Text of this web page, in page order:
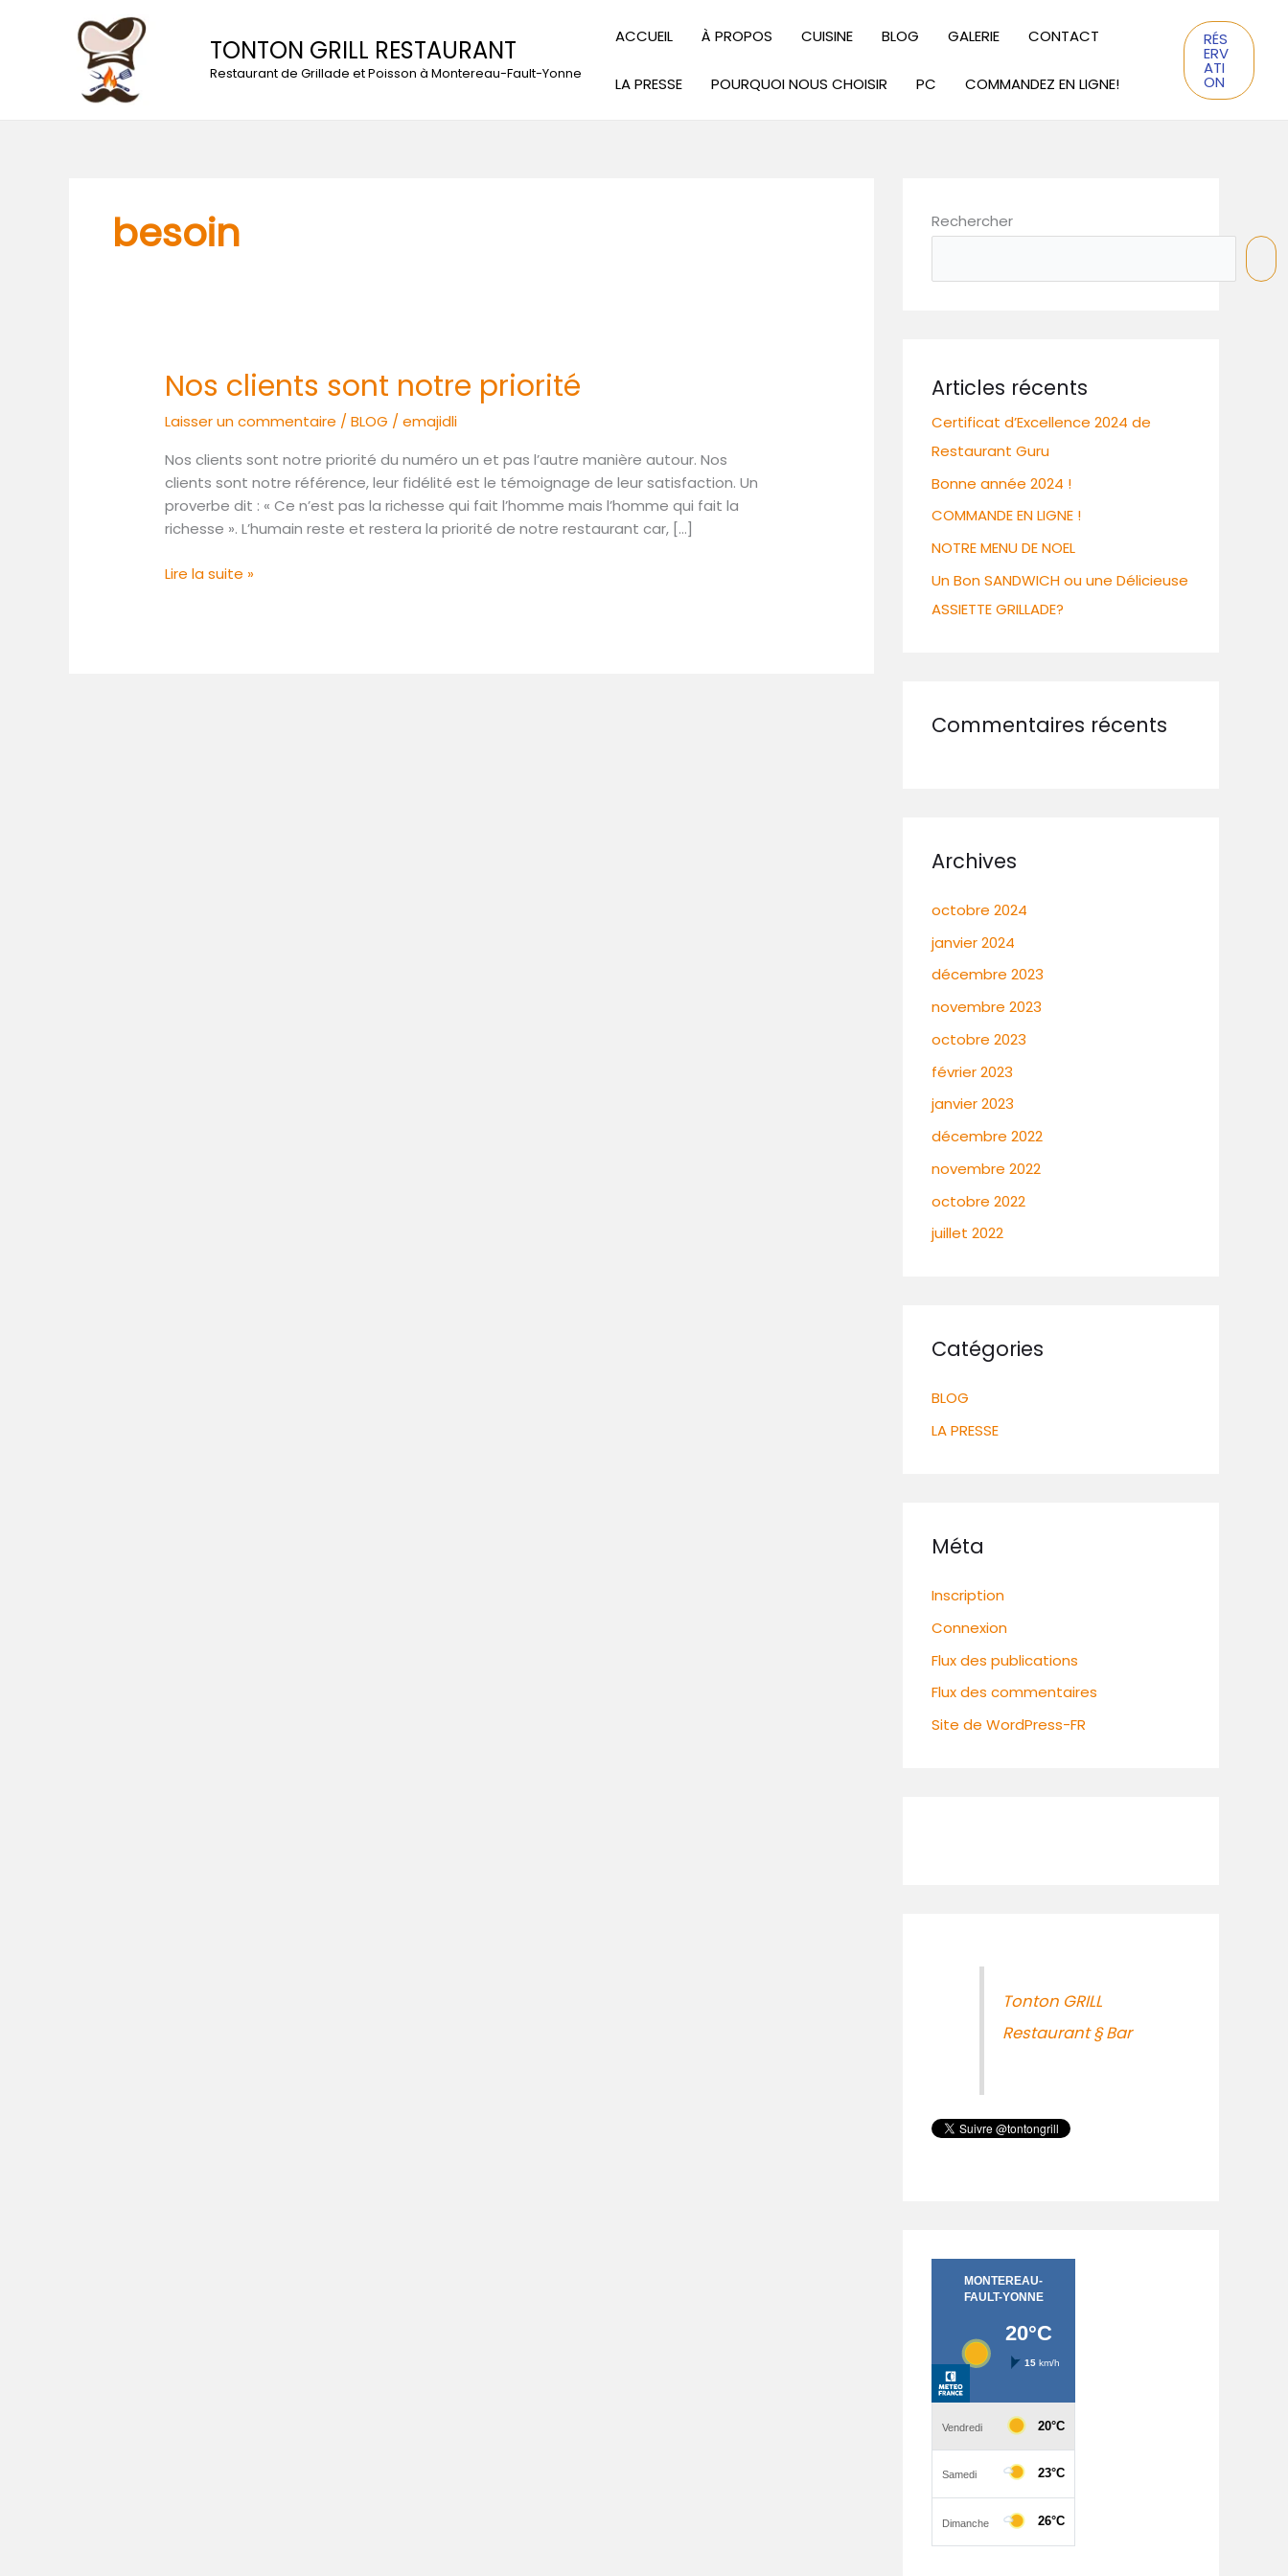
TONTON GRILL RESTAURANT
Restaurant de Grillade et Poisson à Montereau-Fault-Yonne
ACCUEIL À PROPOS CUISINE BLOG GALERIE CONTACT
LA PRESSE POURQUOI NOUS CHOISIR PC COMMANDEZ EN LIGNE!
RÉS
ERV
ATI
ON
besoin
Nos clients sont notre priorité
Laisser un commentaire /BLOG /emajidli
Nos clients sont notre priorité du numéro un et pas l’autre manière autour. Nos
clients sont notre référence, leur fidélité est le témoignage de leur satisfaction. Un
proverbe dit : « Ce n’est pas la richesse qui fait l’homme mais l’homme qui fait la
richesse ». L’humain reste et restera la priorité de notre restaurant car, […]
Nos
clients
sont
Lire la suite »
Rechercher
Articles récents
Certificat d’Excellence 2024 de
Restaurant Guru
Bonne année 2024 !
COMMANDE EN LIGNE !
NOTRE MENU DE NOEL
Un Bon SANDWICH ou une Délicieuse
ASSIETTE GRILLADE?
Commentaires récents
Archives
octobre 2024
janvier 2024
décembre 2023
novembre 2023
octobre 2023
février 2023
janvier 2023
décembre 2022
novembre 2022
octobre 2022
juillet 2022
Catégories
BLOG
LA PRESSE
Méta
Inscription
Connexion
Flux des publications
Flux des commentaires
Site de WordPress-FR
Tonton GRILL
Restaurant § Bar